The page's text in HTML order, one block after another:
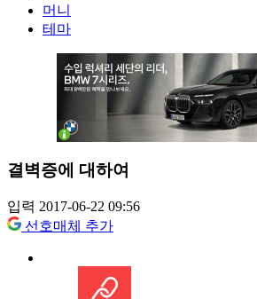
머니
테마
결벽증에 대하여
입력 2017-06-22 09:56
선호매체 추가